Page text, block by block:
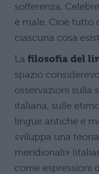
sofferenza.
è male. Cioè tutto
ciascuna cosa
La filosofia del
spazio
osservazioni sulla
italiana, sulle
lingue antiche e
sviluppa una
meridionali»
come espressioni